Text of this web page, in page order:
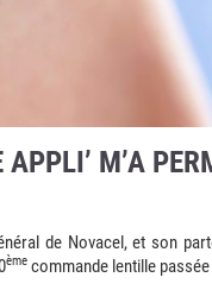
M’A
de Novacel, et son
ème commande lentille